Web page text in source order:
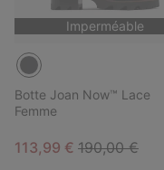
Imperméable
Botte Joan Now™ Lace
Femme
Sale price:
113,99 € Regular price:
190,00 €